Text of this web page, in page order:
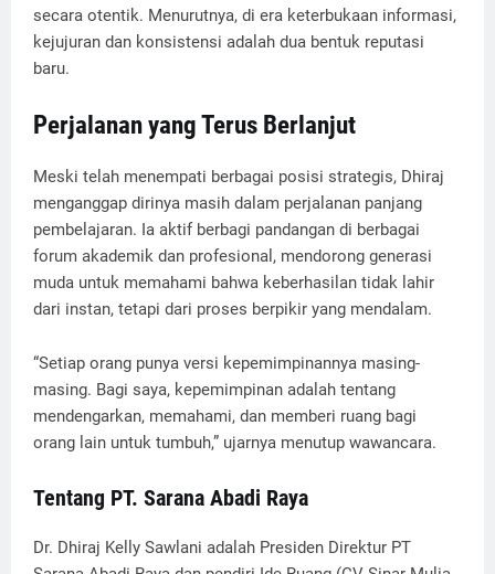
secara otentik. Menurutnya, di era keterbukaan informasi,
kejujuran dan konsistensi adalah dua bentuk reputasi
baru.
Perjalanan yang Terus Berlanjut
Meski telah menempati berbagai posisi strategis, Dhiraj
menganggap dirinya masih dalam perjalanan panjang
pembelajaran. Ia aktif berbagi pandangan di berbagai
forum akademik dan profesional, mendorong generasi
muda untuk memahami bahwa keberhasilan tidak lahir
dari instan, tetapi dari proses berpikir yang mendalam.
“Setiap orang punya versi kepemimpinannya masing-
masing. Bagi saya, kepemimpinan adalah tentang
mendengarkan, memahami, dan memberi ruang bagi
orang lain untuk tumbuh,” ujarnya menutup wawancara.
Tentang PT. Sarana Abadi Raya
Dr. Dhiraj Kelly Sawlani adalah Presiden Direktur PT